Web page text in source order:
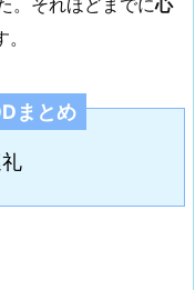
まとめ